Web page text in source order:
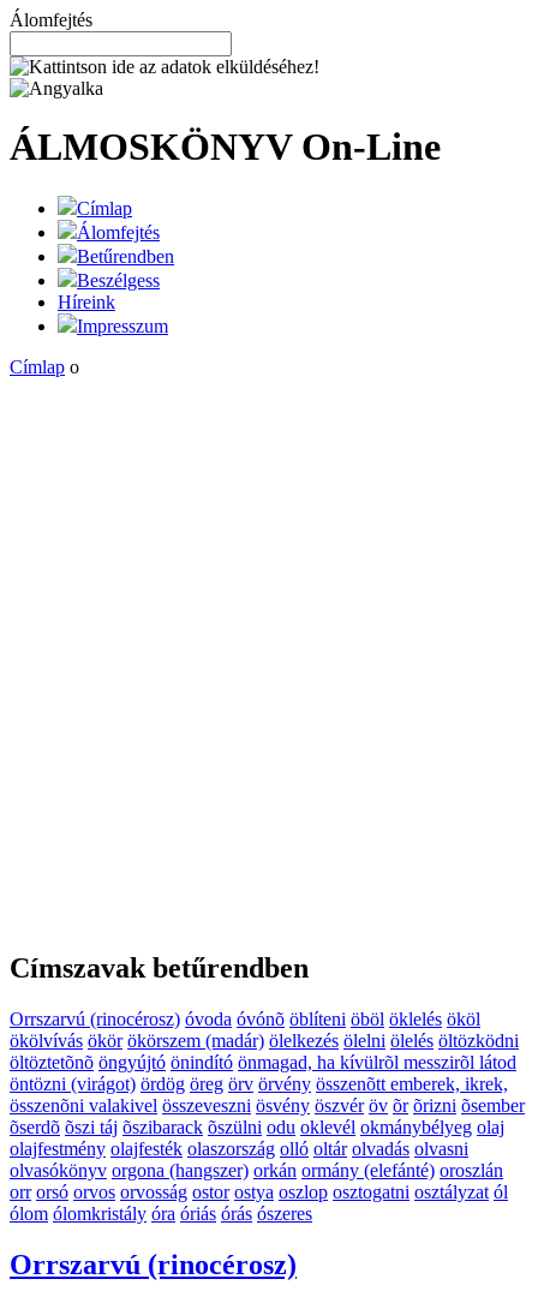
Álomfejtés
ÁLMOSKÖNYV On-Line
Címlap
Álomfejtés
Betűrendben
Beszélgess
Híreink
Impresszum
Címlap o
Címszavak betűrendben
Orrszarvú (rinocérosz) óvoda óvónõ öblíteni öböl öklelés ököl
ökölvívás ökör ökörszem (madár) ölelkezés ölelni ölelés öltözködni
öltöztetõnõ öngyújtó önindító önmagad, ha kívülrõl messzirõl látod
öntözni (virágot) ördög öreg örv örvény összenõtt emberek, ikrek,
összenõni valakivel összeveszni ösvény öszvér öv õr õrizni õsember
õserdõ õszi táj õszibarack õszülni odu oklevél okmánybélyeg olaj
olajfestmény olajfesték olaszország olló oltár olvadás olvasni
olvasókönyv orgona (hangszer) orkán ormány (elefánté) oroszlán
orr orsó orvos orvosság ostor ostya oszlop osztogatni osztályzat ól
ólom ólomkristály óra óriás órás ószeres
Orrszarvú (rinocérosz)